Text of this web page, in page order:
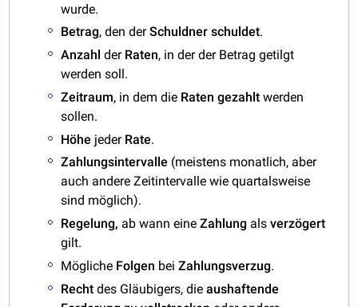
wurde.
Betrag, den derSchuldner schuldet.
Anzahl der Raten, in der der Betrag getilgt
werden soll.
Zeitraum, in dem die Raten gezahlt werden
sollen.
Höhe jeder Rate.
Zahlungsintervalle (meistens monatlich, aber
auch andere Zeitintervalle wie quartalsweise
sind möglich).
Regelung, ab wann eineZahlung alsverzögert
gilt.
Mögliche Folgen beiZahlungsverzug.
Recht des Gläubigers, dieaushaftende